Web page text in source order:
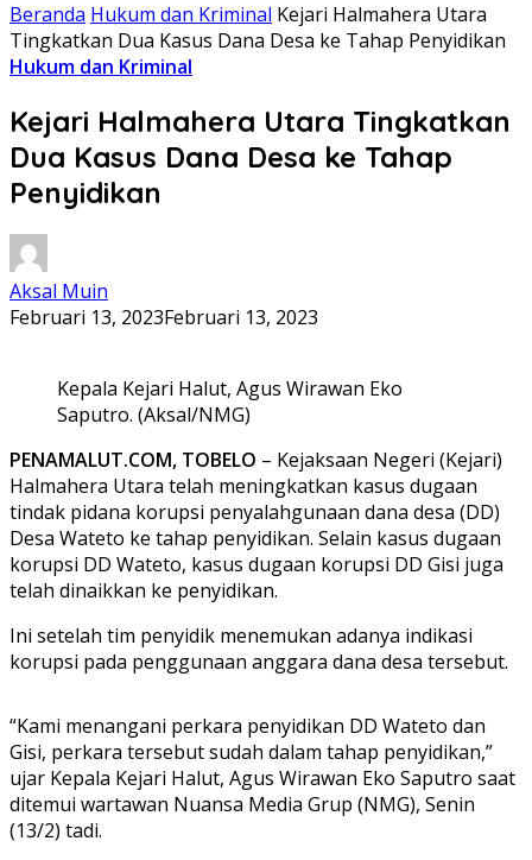
Beranda Hukum dan Kriminal Kejari Halmahera Utara
Tingkatkan Dua Kasus Dana Desa ke Tahap Penyidikan
Hukum dan Kriminal
Kejari Halmahera Utara Tingkatkan
Dua Kasus Dana Desa ke Tahap
Penyidikan
Aksal Muin
Februari 13, 2023Februari 13, 2023
Kepala Kejari Halut, Agus Wirawan Eko
Saputro. (Aksal/NMG)
PENAMALUT.COM, TOBELO – Kejaksaan Negeri (Kejari)
Halmahera Utara telah meningkatkan kasus dugaan
tindak pidana korupsi penyalahgunaan dana desa (DD)
Desa Wateto ke tahap penyidikan. Selain kasus dugaan
korupsi DD Wateto, kasus dugaan korupsi DD Gisi juga
telah dinaikkan ke penyidikan.
Ini setelah tim penyidik menemukan adanya indikasi
korupsi pada penggunaan anggara dana desa tersebut.
“Kami menangani perkara penyidikan DD Wateto dan
Gisi, perkara tersebut sudah dalam tahap penyidikan,”
ujar Kepala Kejari Halut, Agus Wirawan Eko Saputro saat
ditemui wartawan Nuansa Media Grup (NMG), Senin
(13/2) tadi.